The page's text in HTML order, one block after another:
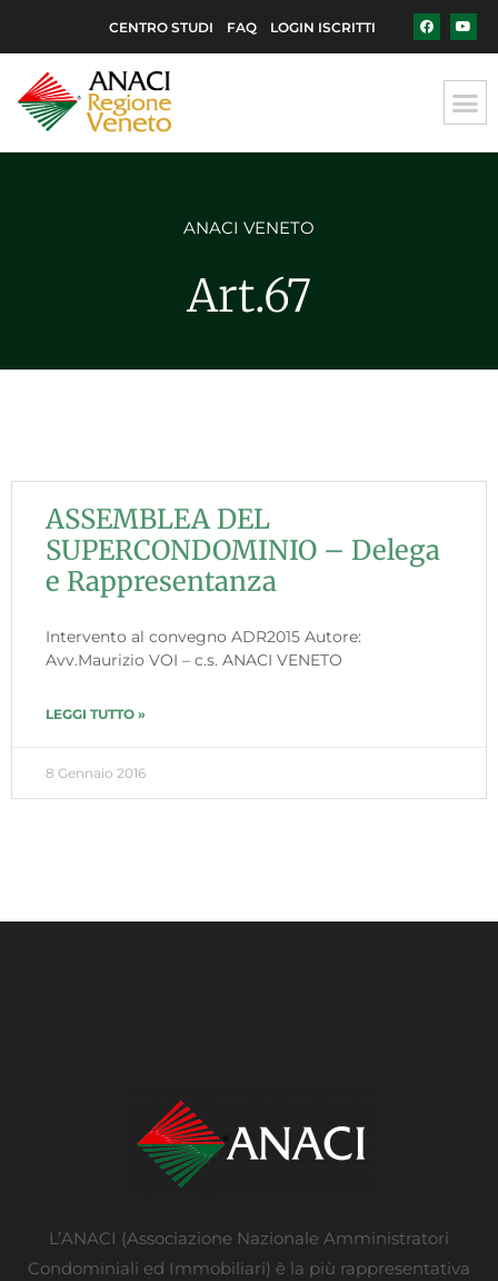
CENTRO STUDI FAQ LOGIN ISCRITTI
ANACI VENETO
Art.67
ASSEMBLEA DEL
SUPERCONDOMINIO – Delega
e Rappresentanza
Intervento al convegno ADR2015 Autore:
Avv.Maurizio VOI – c.s. ANACI VENETO
LEGGI TUTTO »
8 Gennaio 2016
L’ANACI (Associazione Nazionale Amministratori
Condominiali ed Immobiliari) è la più rappresentativa